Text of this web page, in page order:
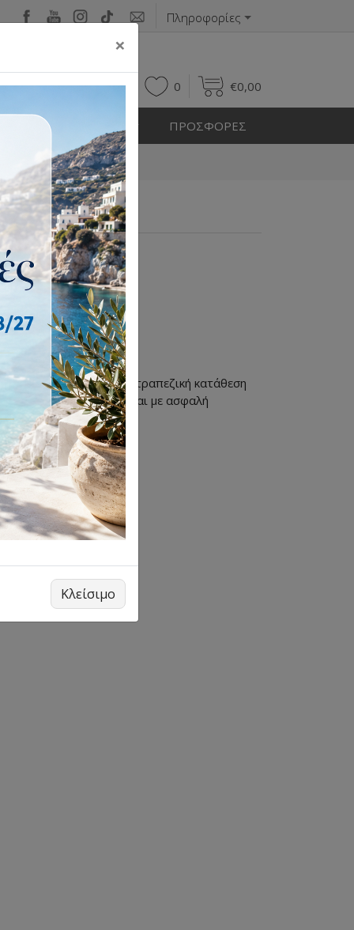
Πληροφορίες
0 0 €0,00
ΕΞΩΤΕΡΙΚΟΥ ΧΩΡΟΥ ΠΡΟΣΦΟΡΕΣ
Πειραιώς, με IRIS ή τραπεζική κατάθεση
πραγματοποιούνται με ασφαλή
×
Κλείσιμο